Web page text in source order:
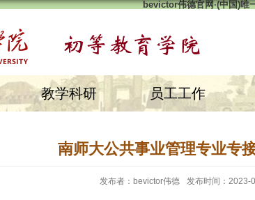
bevictor伟德官网·(中国)唯
教学科研 员工工作
南师大公共事业管理专业专
发布者：bevictor伟德 发布时间：2023-